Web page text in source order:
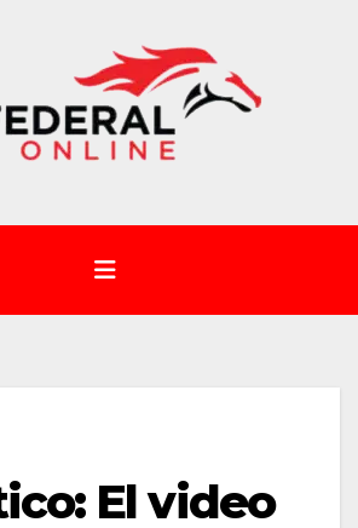
El video